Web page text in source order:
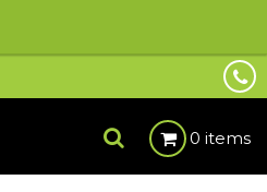
0 items